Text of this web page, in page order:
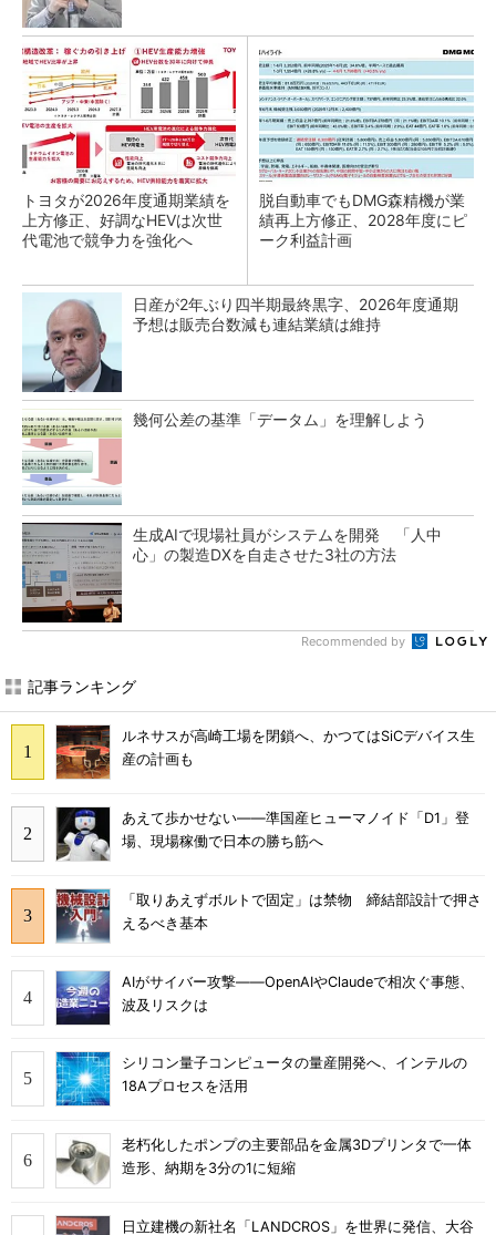
トヨタが2026年度通期業績を
上方修正、好調なHEVは次世
代電池で競争力を強化へ
脱自動車でもDMG森精機が業
績再上方修正、2028年度にピ
ーク利益計画
日産が2年ぶり四半期最終黒字、2026年度通期
予想は販売台数減も連結業績は維持
幾何公差の基準「データム」を理解しよう
生成AIで現場社員がシステムを開発 「人中
心」の製造DXを自走させた3社の方法
Recommended by
記事ランキング
ルネサスが高崎工場を閉鎖へ、かつてはSiCデバイス生
産の計画も
あえて歩かせない――準国産ヒューマノイド「D1」登
場、現場稼働で日本の勝ち筋へ
「取りあえずボルトで固定」は禁物 締結部設計で押さ
えるべき基本
AIがサイバー攻撃――OpenAIやClaudeで相次ぐ事態、
波及リスクは
シリコン量子コンピュータの量産開発へ、インテルの
18Aプロセスを活用
老朽化したポンプの主要部品を金属3Dプリンタで一体
造形、納期を3分の1に短縮
日立建機の新社名「LANDCROS」を世界に発信、大谷